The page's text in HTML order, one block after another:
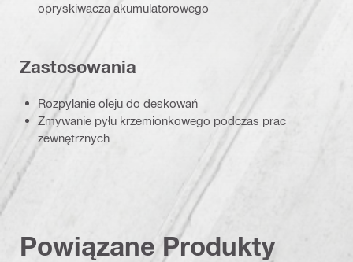
opryskiwacza akumulatorowego
Zastosowania
Rozpylanie oleju do deskowań
Zmywanie pyłu krzemionkowego podczas prac
zewnętrznych
Powiązane Produkty